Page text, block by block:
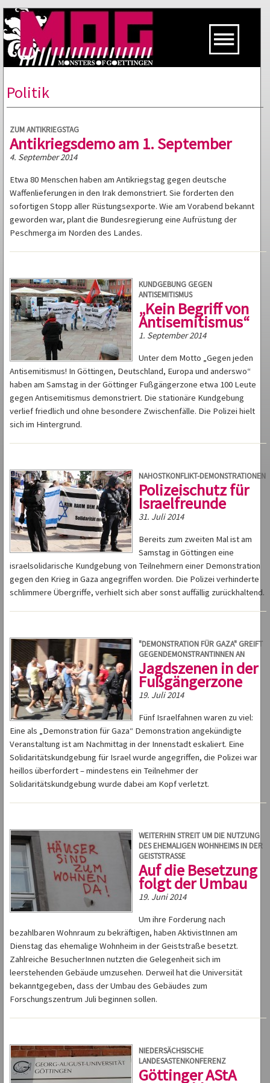
Politik
ZUM ANTIKRIEGSTAG
Antikriegsdemo am 1. September
4. September 2014
Etwa 80 Menschen haben am Antikriegstag gegen deutsche
Waffenlieferungen in den Irak demonstriert. Sie forderten den
sofortigen Stopp aller Rüstungsexporte. Wie am Vorabend bekannt
geworden war, plant die Bundesregierung eine Aufrüstung der
Peschmerga im Norden des Landes.
KUNDGEBUNG GEGEN
ANTISEMITISMUS
„Kein Begriff von
Antisemitismus“
1. September 2014
Unter dem Motto „Gegen jeden
Antisemitismus! In Göttingen, Deutschland, Europa und anderswo“
haben am Samstag in der Göttinger Fußgängerzone etwa 100 Leute
gegen Antisemitismus demonstriert. Die stationäre Kundgebung
verlief friedlich und ohne besondere Zwischenfälle. Die Polizei hielt
sich im Hintergrund.
NAHOSTKONFLIKT-DEMONSTRATIONEN
Polizeischutz für
Israelfreunde
31. Juli 2014
Bereits zum zweiten Mal ist am
Samstag in Göttingen eine
israelsolidarische Kundgebung von Teilnehmern einer Demonstration
gegen den Krieg in Gaza angegriffen worden. Die Polizei verhinderte
schlimmere Übergriffe, verhielt sich aber sonst auffällig zurückhaltend.
"DEMONSTRATION FÜR GAZA" GREIFT
GEGENDEMONSTRANTINNEN AN
Jagdszenen in der
Fußgängerzone
19. Juli 2014
Fünf Israelfahnen waren zu viel:
Eine als „Demonstration für Gaza“ Demonstration angekündigte
Veranstaltung ist am Nachmittag in der Innenstadt eskaliert. Eine
Solidaritätskundgebung für Israel wurde angegriffen, die Polizei war
heillos überfordert – mindestens ein Teilnehmer der
Solidaritätskundgebung wurde dabei am Kopf verletzt.
WEITERHIN STREIT UM DIE NUTZUNG
DES EHEMALIGEN WOHNHEIMS IN DER
GEISTSTRASSE
Auf die Besetzung
folgt der Umbau
19. Juni 2014
Um ihre Forderung nach
bezahlbaren Wohnraum zu bekräftigen, haben AktivistInnen am
Dienstag das ehemalige Wohnheim in der Geiststraße besetzt.
Zahlreiche BesucherInnen nutzten die Gelegenheit sich im
leerstehenden Gebäude umzusehen. Derweil hat die Universität
bekanntgegeben, dass der Umbau des Gebäudes zum
Forschungszentrum Juli beginnen sollen.
NIEDERSÄCHSISCHE
LANDESASTENKONFERENZ
Göttinger AStA